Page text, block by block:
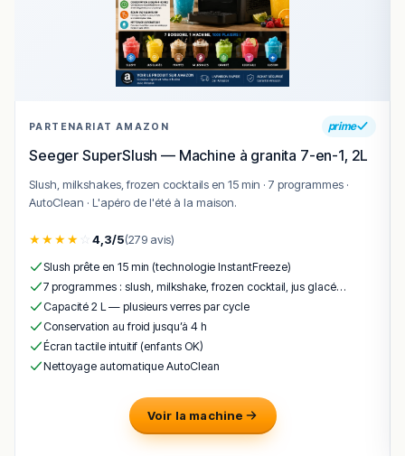
PARTENARIAT AMAZON prime
Seeger SuperSlush — Machine à granita 7-en-1, 2L
Slush, milkshakes, frozen cocktails en 15 min · 7 programmes ·
AutoClean · L'apéro de l'été à la maison.
★★★★ 4,3/5(279 avis)
Slush prête en 15 min (technologie InstantFreeze)
7 programmes : slush, milkshake, frozen cocktail, jus glacé…
Capacité 2 L — plusieurs verres par cycle
Conservation au froid jusqu’à 4 h
Écran tactile intuitif (enfants OK)
Nettoyage automatique AutoClean
Voir la machine